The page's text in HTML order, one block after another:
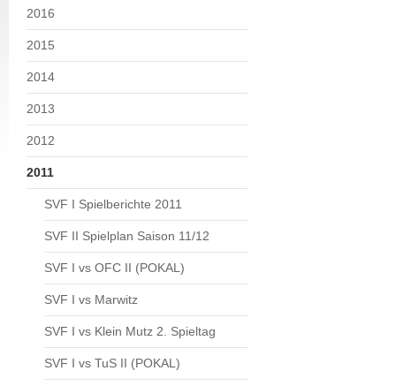
2016
2015
2014
2013
2012
2011
SVF I Spielberichte 2011
SVF II Spielplan Saison 11/12
SVF I vs OFC II (POKAL)
SVF I vs Marwitz
SVF I vs Klein Mutz 2. Spieltag
SVF I vs TuS II (POKAL)